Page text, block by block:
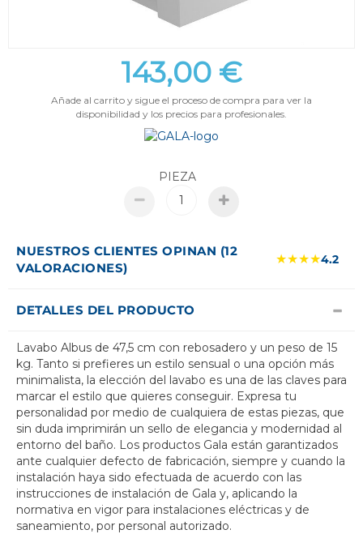
143,00 €
Añade al carrito y sigue el proceso de compra para ver la
disponibilidad y los precios para profesionales.
PIEZA
NUESTROS CLIENTES OPINAN (12
VALORACIONES)
★★★★4.2
DETALLES DEL PRODUCTO
Lavabo Albus de 47,5 cm con rebosadero y un peso de 15
kg. Tanto si prefieres un estilo sensual o una opción más
minimalista, la elección del lavabo es una de las claves para
marcar el estilo que quieres conseguir. Expresa tu
personalidad por medio de cualquiera de estas piezas, que
sin duda imprimirán un sello de elegancia y modernidad al
entorno del baño. Los productos Gala están garantizados
ante cualquier defecto de fabricación, siempre y cuando la
instalación haya sido efectuada de acuerdo con las
instrucciones de instalación de Gala y, aplicando la
normativa en vigor para instalaciones eléctricas y de
saneamiento, por personal autorizado.